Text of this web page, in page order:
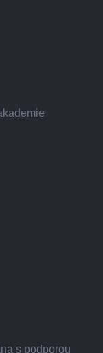
s podporou